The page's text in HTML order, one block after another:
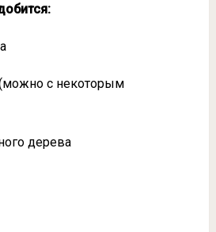
с некоторым
дерева